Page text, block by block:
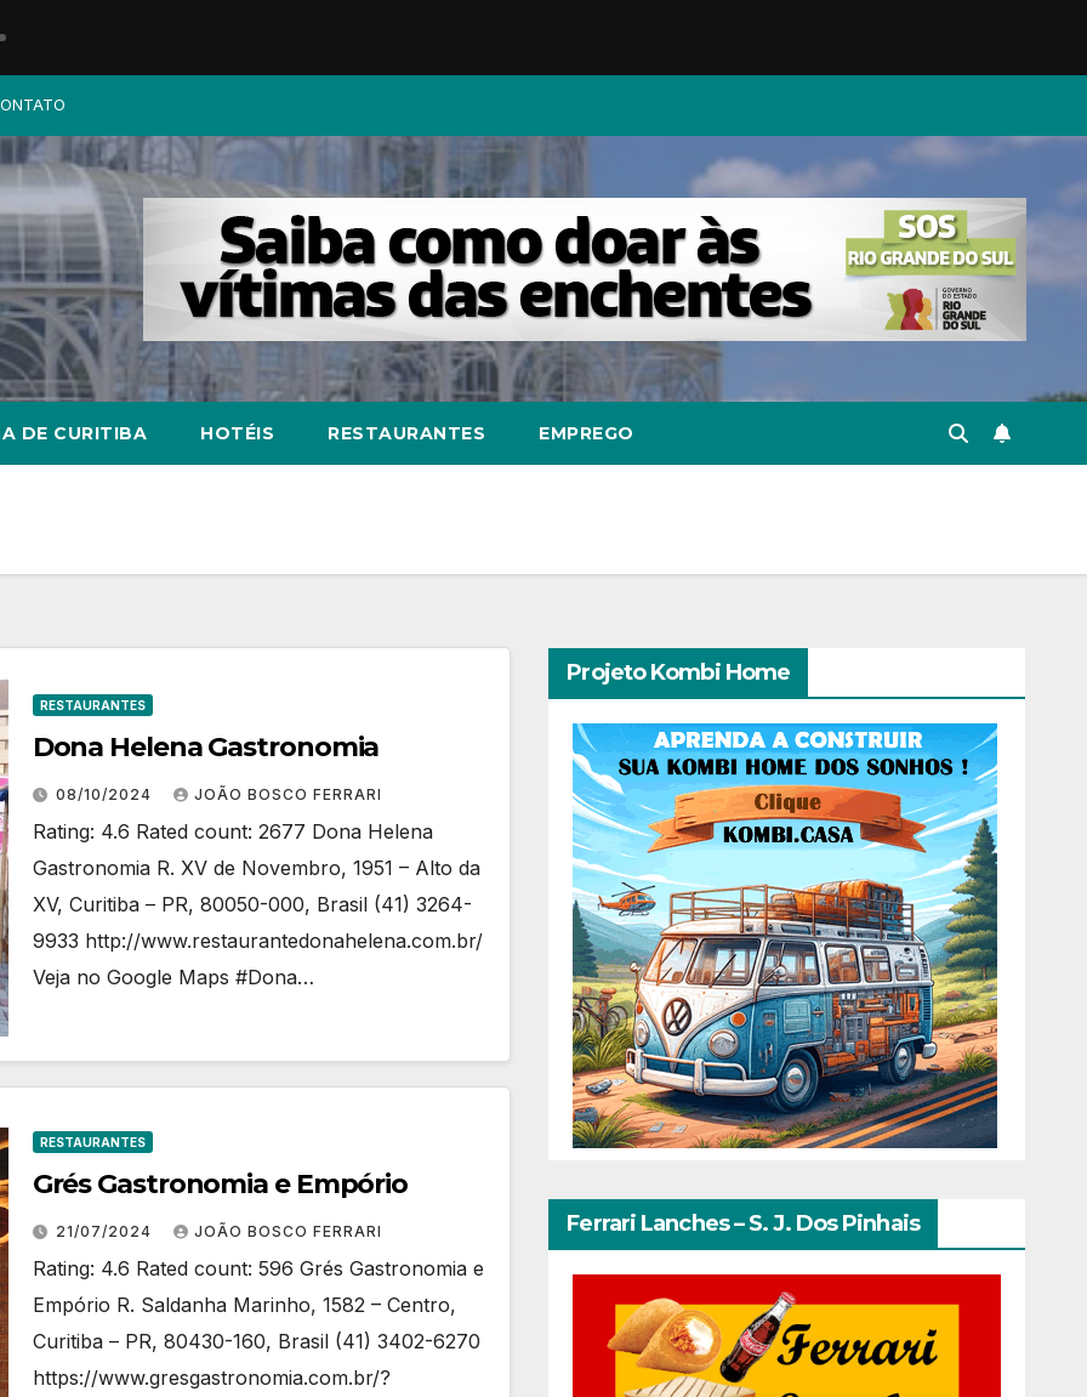
DE CURITIBA HOTÉIS RESTAURANTES EMPREGO
RESTAURANTES
Dona Helena Gastronomia
08/10/2024 JOÃO BOSCO FERRARI
Rating: 4.6 Rated count: 2677 Dona Helena
Gastronomia R. XV de Novembro, 1951 – Alto da
XV, Curitiba – PR, 80050-000, Brasil (41) 3264-
9933 http://www.restaurantedonahelena.com.br/
Veja no Google Maps #Dona…
RESTAURANTES
Grés Gastronomia e Empório
21/07/2024 JOÃO BOSCO FERRARI
Rating: 4.6 Rated count: 596 Grés Gastronomia e
Empório R. Saldanha Marinho, 1582 – Centro,
Curitiba – PR, 80430-160, Brasil (41) 3402-6270
https://www.gresgastronomia.com.br/?
Projeto Kombi Home
Ferrari Lanches – S. J. Dos Pinhais